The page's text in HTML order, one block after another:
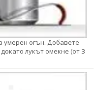
умерен огън. Добавете
лукът омекне (от 3